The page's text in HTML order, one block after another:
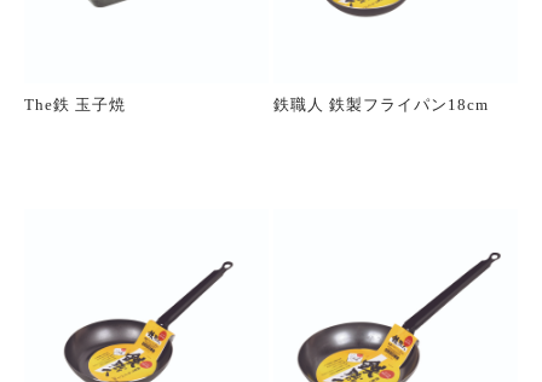
The鉄 玉子焼 鉄職人 鉄製フライパン18cm